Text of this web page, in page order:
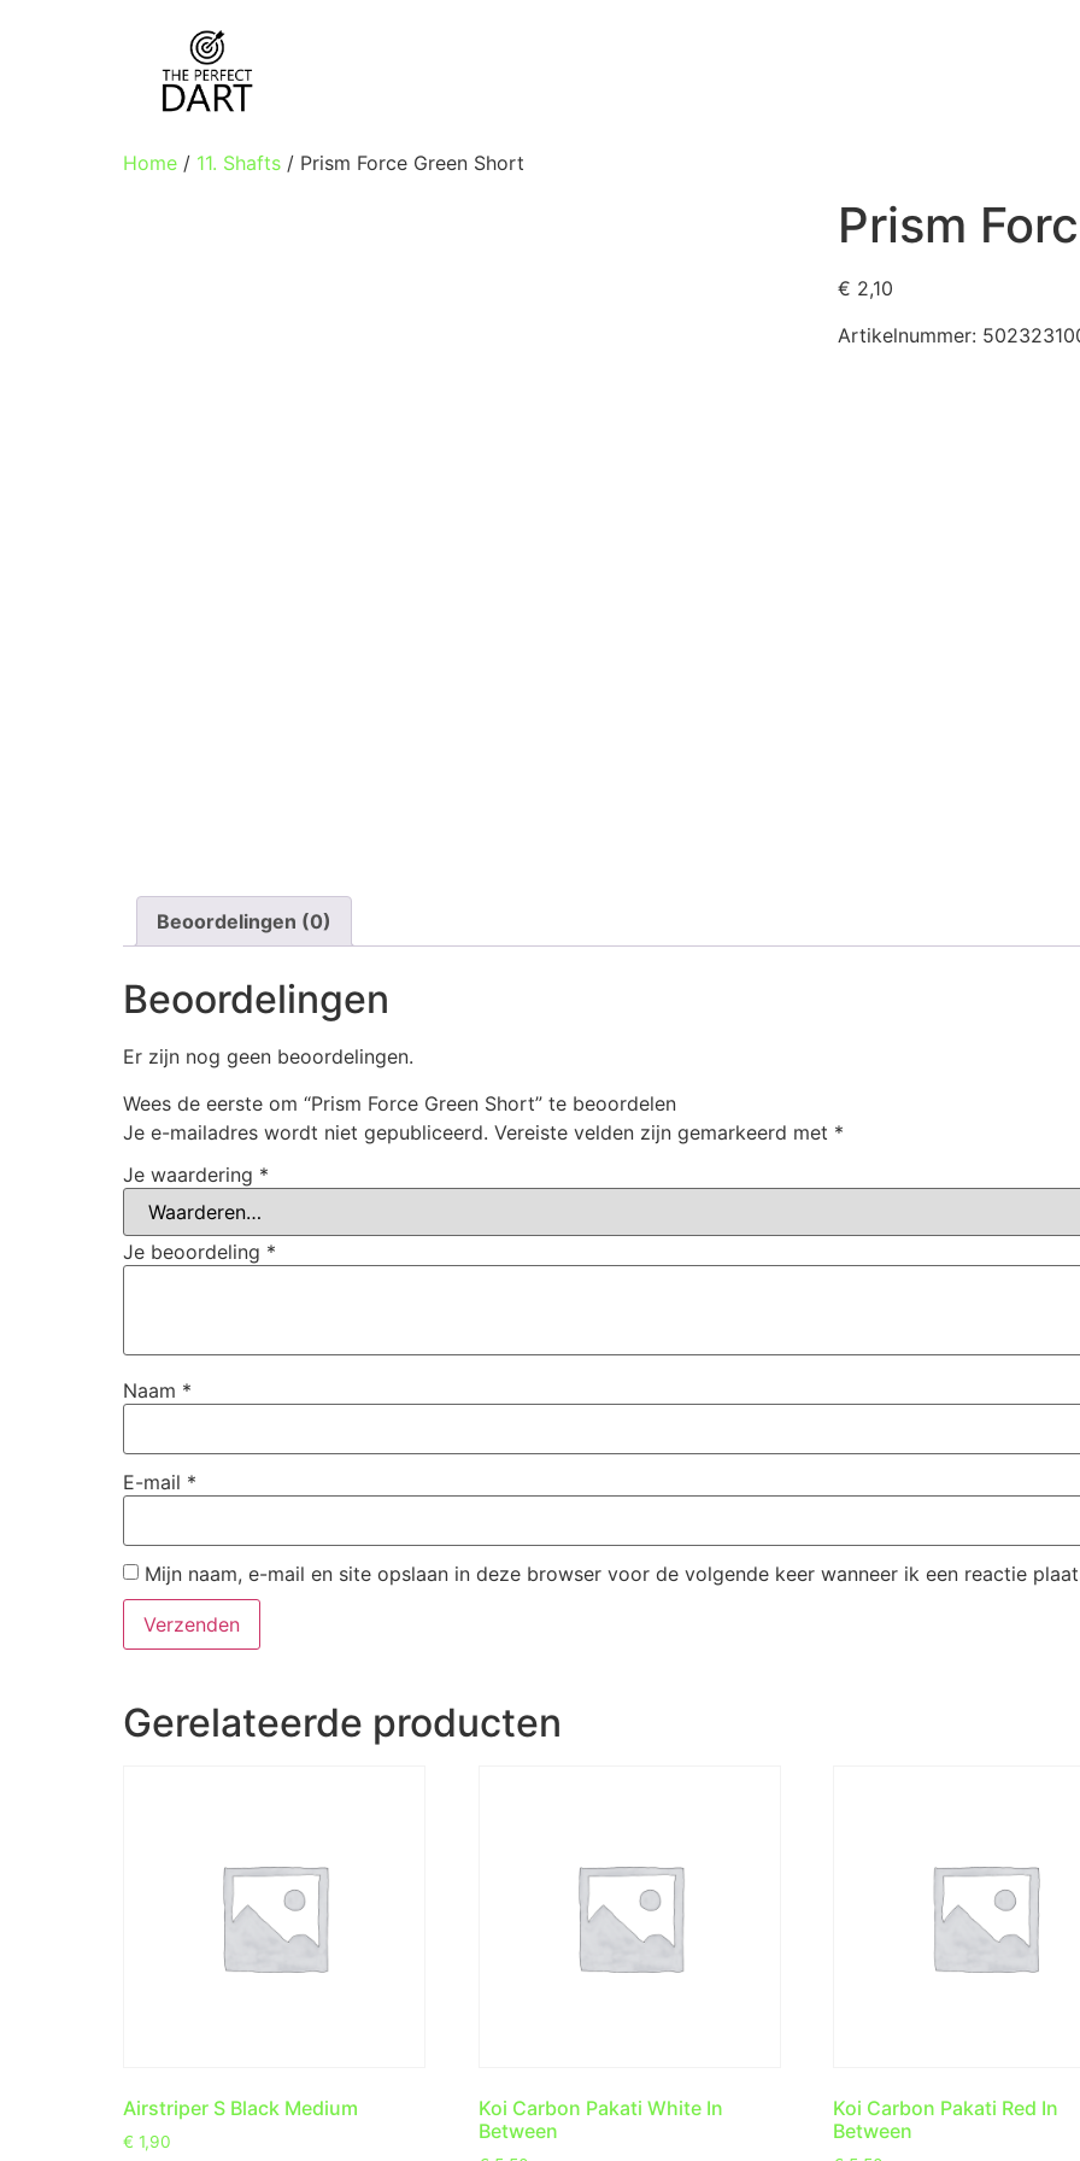
Home / 11. Shafts / Prism Force Green Short
Prism
€ 2,10
Artikelnummer:
Beoordelingen (0)
Beoordelingen
Er zijn nog geen beoordelingen.
Wees de eerste om “Prism Force Green Short” te beoordelen
Je e-mailadres wordt niet gepubliceerd. Vereiste velden zijn gemarkeerd met *
Je waardering *
Je beoordeling *
Naam *
E-mail *
Mijn naam, e-mail en site opslaan in deze browser voor de volgende keer wanneer ik een reactie
Gerelateerde producten
Airstriper S Black Medium
€ 1,90
Koi Carbon Pakati White In
Between
Koi Carbon Pakati Red In
Between